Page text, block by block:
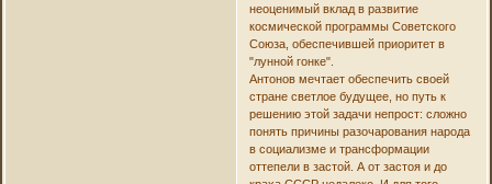
неоценимый вклад в развитие
космической программы Советского
Союза, обеспечившей приоритет в
"лунной гонке".
Антонов мечтает обеспечить своей
стране светлое будущее, но путь к
решению этой задачи непрост: сложно
понять причины разочарования народа
в социализме и трансформации
оттепели в застой. А от застоя и до